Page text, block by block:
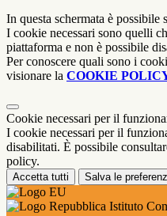
In questa schermata è
I cookie necessari sono quelli
piattaforma e non è possibile
Per conoscere quali sono i
visionare la COOKIE
Cookie necessari per il
I cookie necessari per il
disabilitati. È possibile
policy.
Accetta tutti Salva le
Istituto